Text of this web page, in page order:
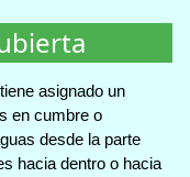
asignado un
en cumbre o
desde la parte
hacia dentro o hacia